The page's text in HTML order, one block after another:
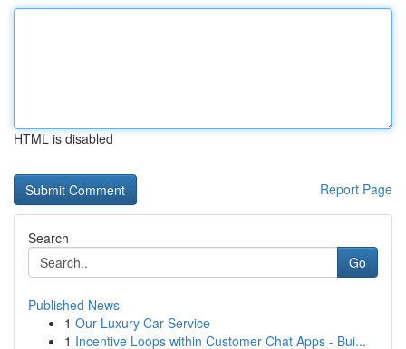
HTML is disabled
Report Page
Search
Go
Published News
1 Our Luxury Car Service
1 Incentive Loops within Customer Chat Apps - Bui...